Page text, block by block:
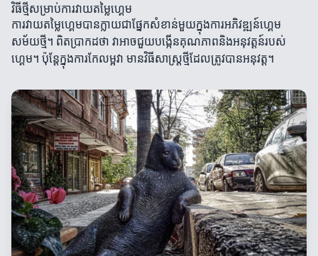
វិធីថ្មីសម្រាប់ការវាយតម្លៃហ្គេម
ការវាយតម្លៃហ្គេមបានក្លាយជាផ្នែកសំខាន់មួយក្នុងការអភិវឌ្ឍន៍ហ្គេម
សម័យថ្មី។ ពិតប្រាកដថា វាអាចជួយបង្កើនគុណភាពនិងអនុវត្តន៍របស់
ហ្គេម។ ប៉ុន្តែក្នុងការកែលម្អវា មានវិធីសាស្ត្រថ្មីដែលត្រូវបានអនុវត្ត។